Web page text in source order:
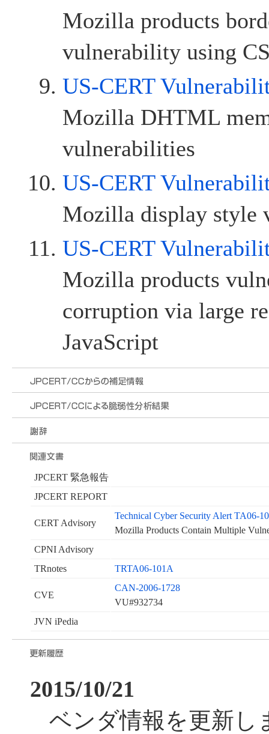
Mozilla products
vulnerability using
US-CERT
Mozilla DHTML
vulnerabilities
US-CERT
Mozilla display style
US-CERT
Mozilla products
corruption via large
JavaScript
JPCERT 緊急報告
JPCERT REPORT
CERT Advisory
Technical Cyber Security Alert TA06-
Mozilla Products Contain Multiple
CPNI Advisory
TRnotes
TRTA06-101A
CVE
CAN-2006-1728
VU#932734
JVN iPedia
2015/10/21
ベンダ情報を更新し